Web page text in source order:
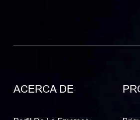
ACERCA DE